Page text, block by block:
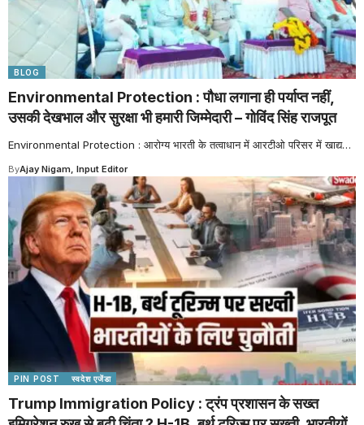
BLOG
Environmental Protection : पौधा लगाना ही पर्याप्त नहीं,
उसकी देखभाल और सुरक्षा भी हमारी जिम्मेदारी – गोविंद सिंह राजपूत
Environmental Protection : आरोग्य भारती के तत्वाधान में आरटीओ परिसर में खाद्य…
ByAjay Nigam, Input Editor
PIN POST स्वदेश एजेंडा
Trump Immigration Policy : ट्रंप प्रशासन के सख्त